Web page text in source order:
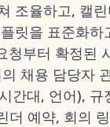
조율하고, 캘
릿을 표준화하
부터 확정된
채용 담당자
간대, 언어),
예약, 회의